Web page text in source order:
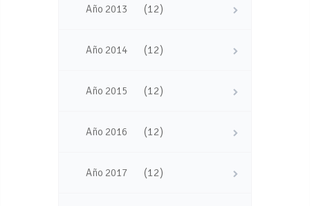
Año 2013 (12)
Año 2014 (12)
Año 2015 (12)
Año 2016 (12)
Año 2017 (12)